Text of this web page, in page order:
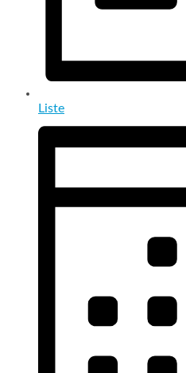
Liste